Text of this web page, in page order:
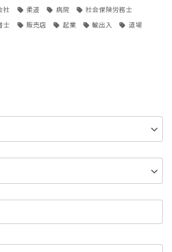
社 柔道 病院 社会保険労務士
士 販売店 起業 輸出入 道場